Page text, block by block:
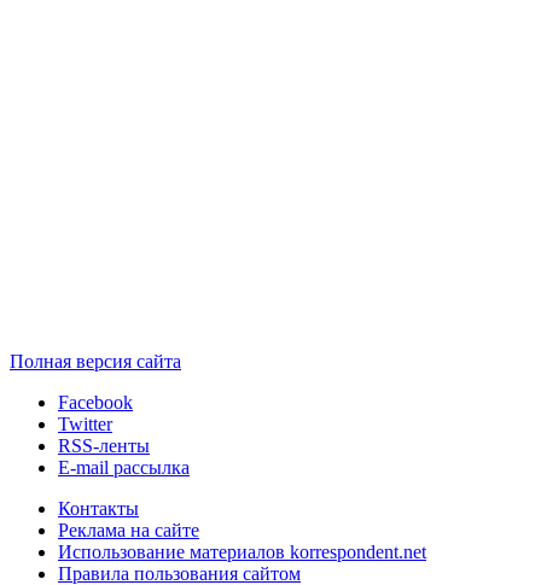
Полная версия сайта
Facebook
Twitter
RSS-ленты
E-mail рассылка
Контакты
Реклама на сайте
Использование материалов korrespondent.net
Правила пользования сайтом